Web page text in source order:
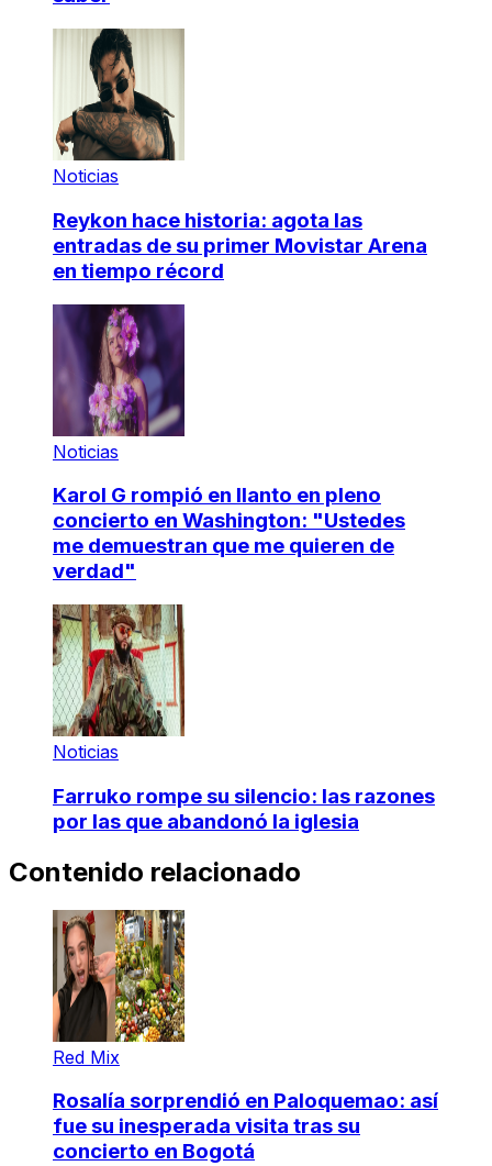
Noticias
Reykon hace historia: agota las
entradas de su primer Movistar Arena
en tiempo récord
Noticias
Karol G rompió en llanto en pleno
concierto en Washington: "Ustedes
me demuestran que me quieren de
verdad"
Noticias
Farruko rompe su silencio: las razones
por las que abandonó la iglesia
Contenido relacionado
Red Mix
Rosalía sorprendió en Paloquemao: así
fue su inesperada visita tras su
concierto en Bogotá